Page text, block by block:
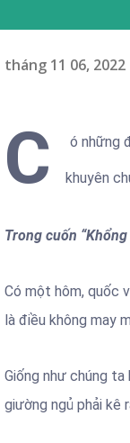
tháng 11 06, 2022
C ó những
khuyên
Trong cuốn
Có một hôm, quốc
là điều không may
Giống như chúng ta
giường ngủ phải kê